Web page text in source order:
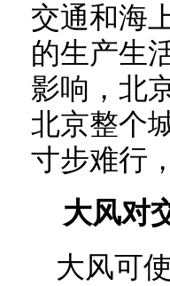
交通和海
的生产生
影响，北
北京整个
寸步难行
大风对
大风可